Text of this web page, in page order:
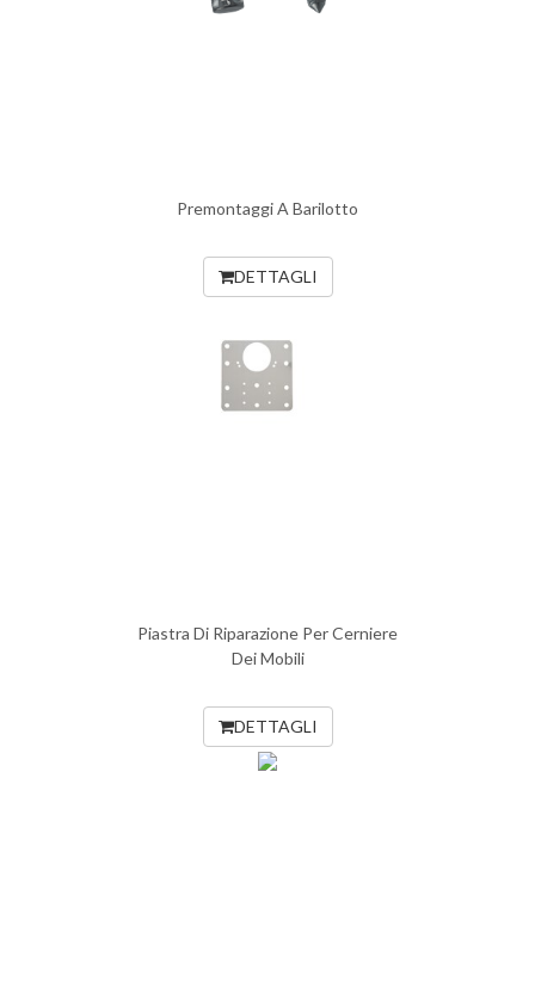
Premontaggi A Barilotto
DETTAGLI
Piastra Di Riparazione Per Cerniere
Dei Mobili
DETTAGLI